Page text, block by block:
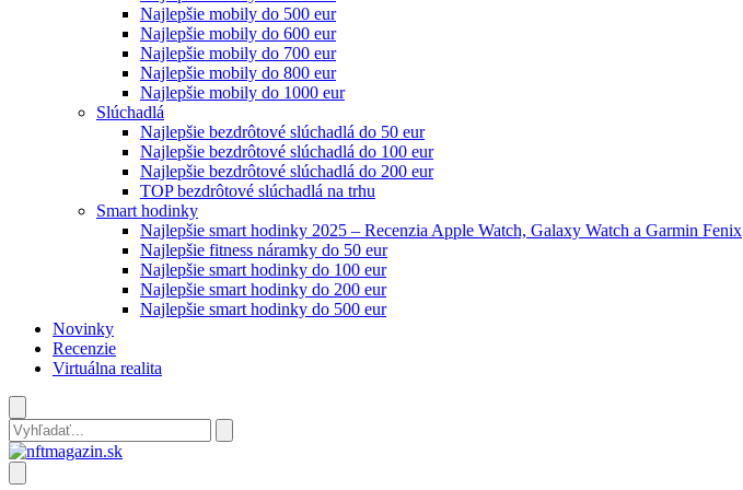
Najlepšie mobily do 500 eur
Najlepšie mobily do 600 eur
Najlepšie mobily do 700 eur
Najlepšie mobily do 800 eur
Najlepšie mobily do 1000 eur
Slúchadlá
Najlepšie bezdrôtové slúchadlá do 50 eur
Najlepšie bezdrôtové slúchadlá do 100 eur
Najlepšie bezdrôtové slúchadlá do 200 eur
TOP bezdrôtové slúchadlá na trhu
Smart hodinky
Najlepšie smart hodinky 2025 – Recenzia Apple Watch, Galaxy Watch a Garmin Fenix
Najlepšie fitness náramky do 50 eur
Najlepšie smart hodinky do 100 eur
Najlepšie smart hodinky do 200 eur
Najlepšie smart hodinky do 500 eur
Novinky
Recenzie
Virtuálna realita
Search